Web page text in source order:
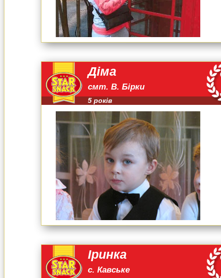
Діма
смт. В. Бірки
5 років
Іринка
с. Кавське